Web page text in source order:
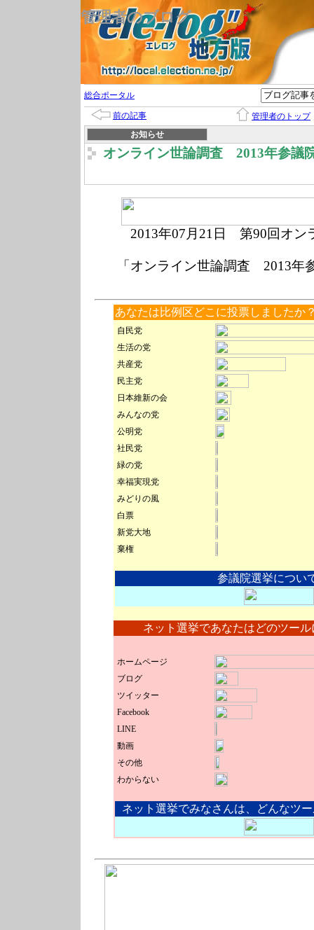
管理者のブログ
総合ポータル
前の記事
管理者のトップ
お知らせ
オンライン世論調査 2013年参議
2013年07 月21 日 第90回オン
「オンライン世論調査 2013年
あなたは比例区どこに投票しましたか
自民党
生活の党
共産党
民主党
日本維新の会
みんなの党
公明党
社民党
緑の党
幸福実現党
みどりの風
白票
新党大地
棄権
参議院選挙につい
ネット選挙であなたはどのツー
ホームページ
ブログ
ツイッター
Facebook
LINE
動画
その他
わからない
ネット選挙でみなさんは、どんなツ